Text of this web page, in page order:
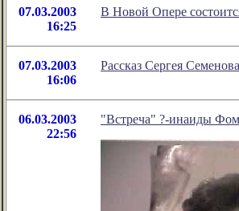
07.03.2003
16:25
В Новой Опере
07.03.2003
16:06
Рассказ Сергея
06.03.2003
22:56
"Встреча" ?-инаиды